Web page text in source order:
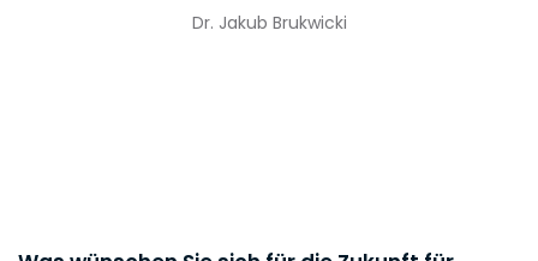
Dr. Jakub Brukwicki